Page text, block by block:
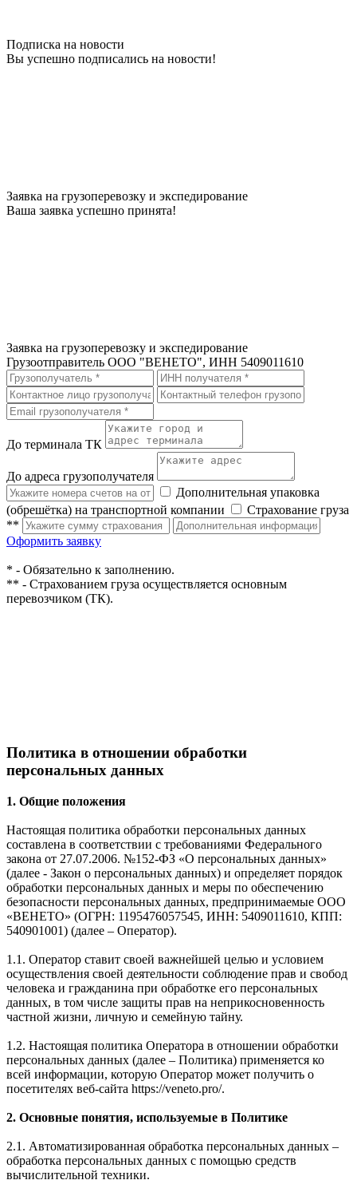
Подписка на новости
Вы успешно подписались на новости!
Заявка на грузоперевозку и экспедирование
Ваша заявка успешно принята!
Заявка на грузоперевозку и экспедирование
Грузоотправитель ООО "ВЕНЕТО", ИНН 5409011610
До терминала ТК
До адреса грузополучателя
Дополнительная упаковка
(обрешётка) на транспортной компании
Страхование груза
**
Оформить заявку
* - Обязательно к заполнению.
** - Страхованием груза осуществляется основным
перевозчиком (ТК).
Политика в отношении обработки
персональных данных
1. Общие положения
Настоящая политика обработки персональных данных
составлена в соответствии с требованиями Федерального
закона от 27.07.2006. №152-ФЗ «О персональных данных»
(далее - Закон о персональных данных) и определяет порядок
обработки персональных данных и меры по обеспечению
безопасности персональных данных, предпринимаемые ООО
«ВЕНЕТО» (ОГРН: 1195476057545, ИНН: 5409011610, КПП:
540901001) (далее – Оператор).
1.1. Оператор ставит своей важнейшей целью и условием
осуществления своей деятельности соблюдение прав и свобод
человека и гражданина при обработке его персональных
данных, в том числе защиты прав на неприкосновенность
частной жизни, личную и семейную тайну.
1.2. Настоящая политика Оператора в отношении обработки
персональных данных (далее – Политика) применяется ко
всей информации, которую Оператор может получить о
посетителях веб-сайта https://veneto.pro/.
2. Основные понятия, используемые в Политике
2.1. Автоматизированная обработка персональных данных –
обработка персональных данных с помощью средств
вычислительной техники.